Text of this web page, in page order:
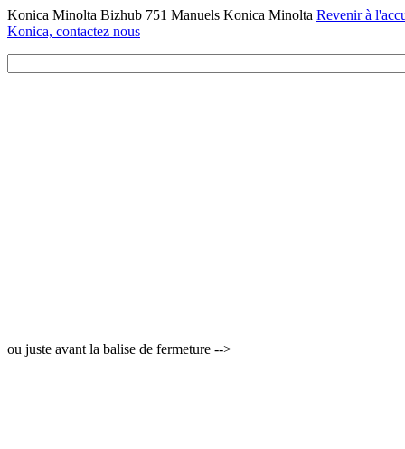
Konica Minolta Bizhub 751 Manuels Konica Minolta Revenir à
Konica, contactez nous
ou juste avant la balise de fermeture -->